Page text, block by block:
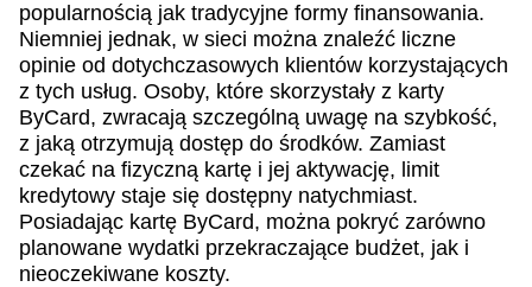
popularnością jak tradycyjne formy finansowania.
Niemniej jednak, w sieci można znaleźć liczne
opinie od dotychczasowych klientów korzystających
z tych usług. Osoby, które skorzystały z karty
ByCard, zwracają szczególną uwagę na szybkość,
z jaką otrzymują dostęp do środków. Zamiast
czekać na fizyczną kartę i jej aktywację, limit
kredytowy staje się dostępny natychmiast.
Posiadając kartę ByCard, można pokryć zarówno
planowane wydatki przekraczające budżet, jak i
nieoczekiwane koszty.